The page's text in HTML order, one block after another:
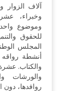
آلاف الزوار
وخبراء،
وموضوع واحد:
المجلس
والكتاب.
والورشات
روافدها، دون